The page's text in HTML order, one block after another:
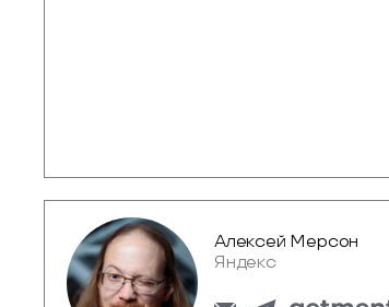
Алексей Мерсон
Яндекс